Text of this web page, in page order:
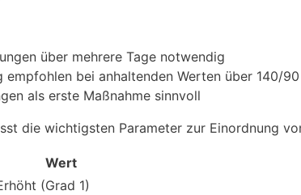
über mehrere Tage notwendig
empfohlen bei anhaltenden Werten über 140/90
als erste Maßnahme sinnvoll
die wichtigsten Parameter zur Einordnung
Wert
(Grad 1)